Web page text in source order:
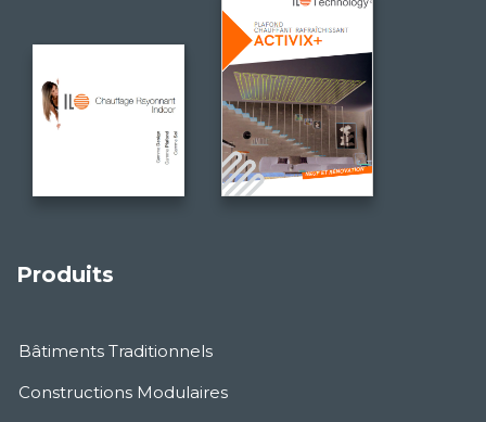
Produits
Bâtiments Traditionnels
Constructions Modulaires